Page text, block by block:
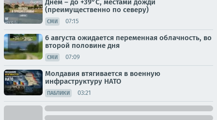
Днём – до +39°С, местами дожди
(преимущественно по северу)
СМИ 07:15
6 августа ожидается переменная облачность, во
второй половине дня
СМИ 07:09
Молдавия втягивается в военную
инфраструктуру НАТО
ПАБЛИКИ 03:21